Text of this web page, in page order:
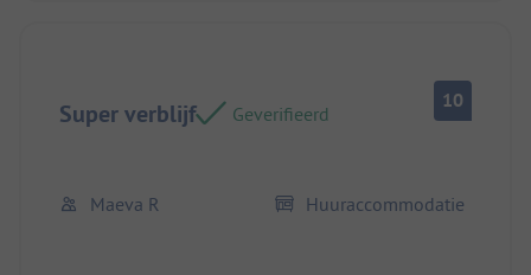
Super verblijf Geverifieerd
10
Maeva R Huuraccommodatie